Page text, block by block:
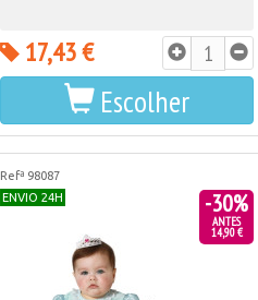
17,43 €
Escolher
Refª 98087
ENVIO 24H
-30%
ANTES
14,90 €